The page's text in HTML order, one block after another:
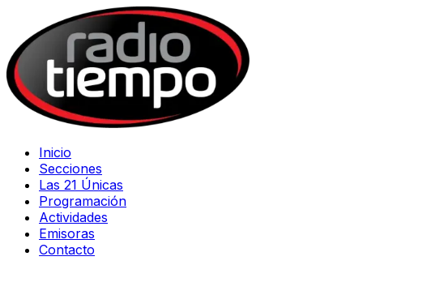
Inicio
Secciones
Las 21 Únicas
Programación
Actividades
Emisoras
Contacto